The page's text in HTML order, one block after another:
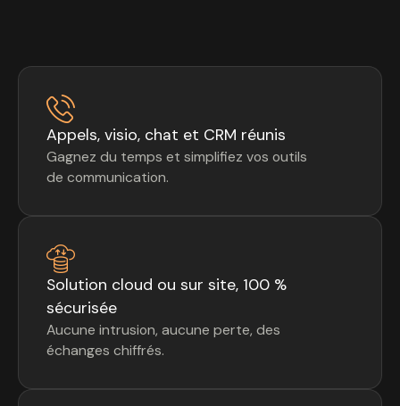
Appels, visio, chat et CRM réunis
Gagnez du temps et simplifiez vos outils
de communication.
Solution cloud ou sur site, 100 %
sécurisée
Aucune intrusion, aucune perte, des
échanges chiffrés.